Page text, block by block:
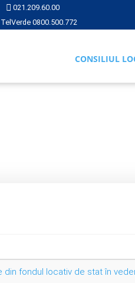
021.209.60.00
TelVerde 0800.500.772
CONSILIUL
fondul locativ de stat în